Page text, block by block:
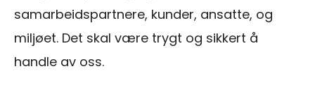
samarbeidspartnere, kunder, ansatte, og
miljøet. Det skal være trygt og sikkert å
handle av oss.